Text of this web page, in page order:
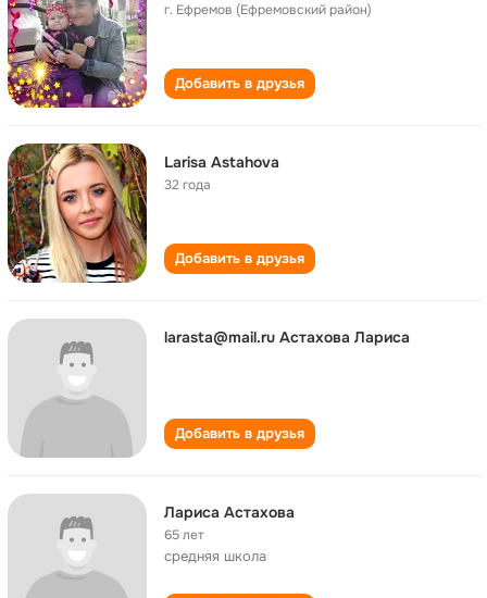
г. Ефремов (Ефремовский район)
Добавить в друзья
Larisa Astahova
32 года
Добавить в друзья
larasta@mail.ru Астахова Лариса
Добавить в друзья
Лариса Астахова
65 лет
cредняя школа